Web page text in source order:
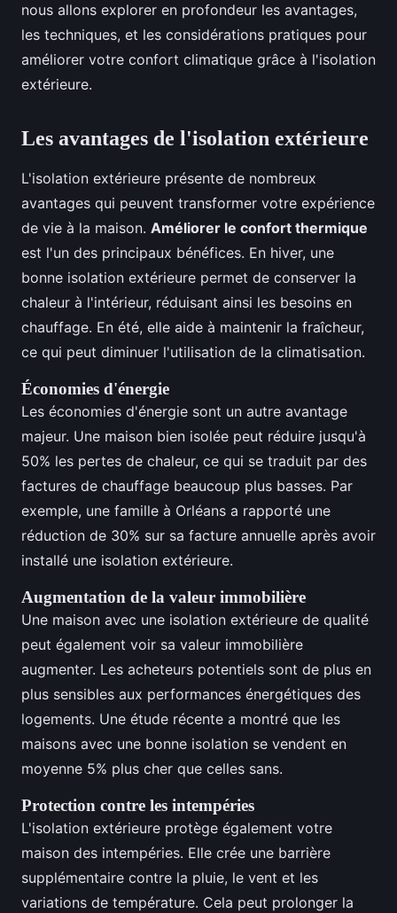
nous allons explorer en profondeur les avantages,
les techniques, et les considérations pratiques pour
améliorer votre confort climatique grâce à l'isolation
extérieure.
Les avantages de l'isolation extérieure
L'isolation extérieure présente de nombreux
avantages qui peuvent transformer votre expérience
de vie à la maison. Améliorer le confort thermique
est l'un des principaux bénéfices. En hiver, une
bonne isolation extérieure permet de conserver la
chaleur à l'intérieur, réduisant ainsi les besoins en
chauffage. En été, elle aide à maintenir la fraîcheur,
ce qui peut diminuer l'utilisation de la climatisation.
Économies d'énergie
Les économies d'énergie sont un autre avantage
majeur. Une maison bien isolée peut réduire jusqu'à
50% les pertes de chaleur, ce qui se traduit par des
factures de chauffage beaucoup plus basses. Par
exemple, une famille à Orléans a rapporté une
réduction de 30% sur sa facture annuelle après avoir
installé une isolation extérieure.
Augmentation de la valeur immobilière
Une maison avec une isolation extérieure de qualité
peut également voir sa valeur immobilière
augmenter. Les acheteurs potentiels sont de plus en
plus sensibles aux performances énergétiques des
logements. Une étude récente a montré que les
maisons avec une bonne isolation se vendent en
moyenne 5% plus cher que celles sans.
Protection contre les intempéries
L'isolation extérieure protège également votre
maison des intempéries. Elle crée une barrière
supplémentaire contre la pluie, le vent et les
variations de température. Cela peut prolonger la